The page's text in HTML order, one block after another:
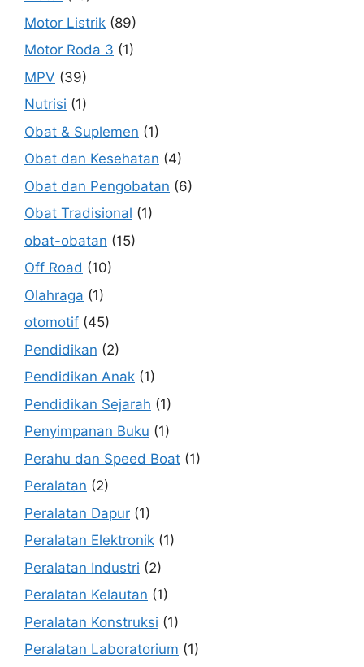
Motor Listrik (89)
Motor Roda 3 (1)
MPV (39)
Nutrisi (1)
Obat & Suplemen (1)
Obat dan Kesehatan (4)
Obat dan Pengobatan (6)
Obat Tradisional (1)
obat-obatan (15)
Off Road (10)
Olahraga (1)
otomotif (45)
Pendidikan (2)
Pendidikan Anak (1)
Pendidikan Sejarah (1)
Penyimpanan Buku (1)
Perahu dan Speed Boat (1)
Peralatan (2)
Peralatan Dapur (1)
Peralatan Elektronik (1)
Peralatan Industri (2)
Peralatan Kelautan (1)
Peralatan Konstruksi (1)
Peralatan Laboratorium (1)